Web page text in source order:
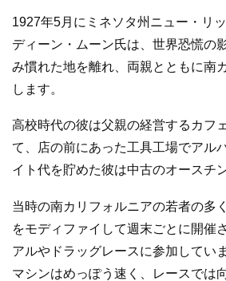
1927年5月にミネソタ州ニュー・リ
ディーン・ムーン氏は、世界恐慌の
み慣れた地を離れ、両親とともに南
します。
高校時代の彼は父親の経営するカフ
て、店の前にあった工具工場でアル
イト代を貯めた彼は中古のオースチ
当時の南カリフォルニアの若者の多
をモディファイして週末ごとに開催
アルやドラッグレースに参加してい
マシンはめっぽう速く、レースでは